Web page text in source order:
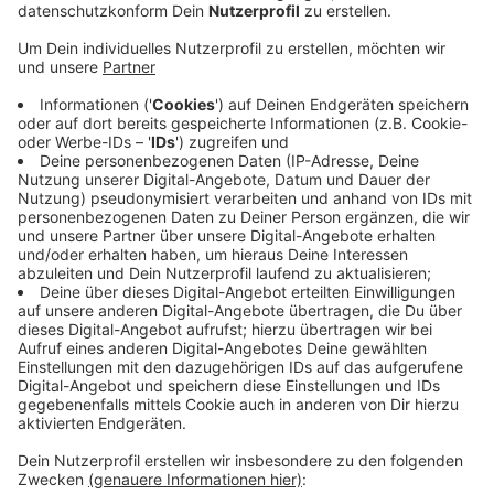
Das zeigen die aktuellen Zahlen des Amtsgerichts
Mönchengladbach. Mit dem Stand vom 22. Dezember
2020 sind im Bezirk Gladbach dieses Jahr 622
Menschen aus der Kirche ausgetreten. Davon 473
Mönchengladbacher aus der katholischen, 145 aus der
evangelischen und vier Mönchengladbacher aus
sonstigen Kirchen. Bis zum Jahresende haben noch 14
Menschen einen Termin zur Erklärung des
Kirchenaustritts, so ein Sprecher des Amtsgerichts.
Letztes Jahr sind in Gladbach knapp 900 Menschen
aus der Kirche ausgetreten. Auch in Rheydt hat es mit
412 Kirchenaustritten weniger gegeben, als letztes
Jahr. Da waren es knapp 640. In Rheydt sind 280
Menschen aus der katholischen und rund 130
Menschen aus der evangelischen Kirche ausgetreten.
Anzeige